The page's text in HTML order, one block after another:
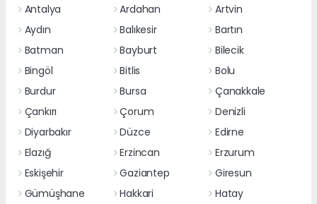
Antalya
Ardahan
Artvin
Aydın
Balıkesir
Bartın
Batman
Bayburt
Bilecik
Bingöl
Bitlis
Bolu
Burdur
Bursa
Çanakkale
Çankırı
Çorum
Denizli
Diyarbakır
Düzce
Edirne
Elazığ
Erzincan
Erzurum
Eskişehir
Gaziantep
Giresun
Gümüşhane
Hakkari
Hatay